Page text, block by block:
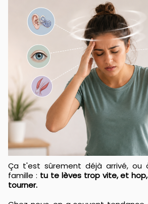
Ça t'est sûrement déjà arrivé, ou à quelqu'un de ta
famille : tu te lèves trop vite, et
tourner.